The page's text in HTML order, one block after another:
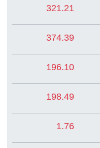
321.21
374.39
196.10
198.49
1.76